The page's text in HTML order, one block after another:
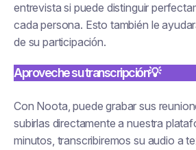
entrevista si puede distinguir
cada persona. Esto también le
de su participación.
Aproveche su transcripción💡
Con Noota, puede grabar sus
subirlas directamente a nuestra
minutos, transcribiremos su audio a